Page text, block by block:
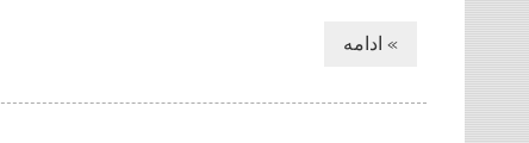
» ادامه